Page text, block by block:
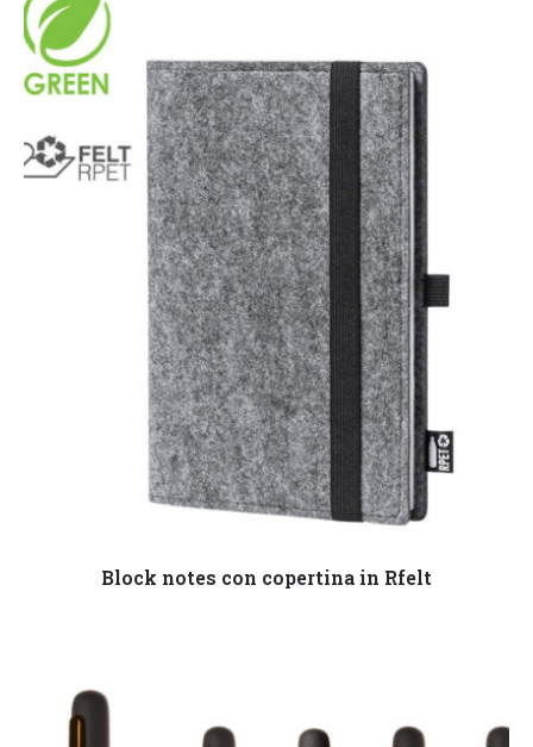
Leggi tutto
Block notes con copertina in Rfelt